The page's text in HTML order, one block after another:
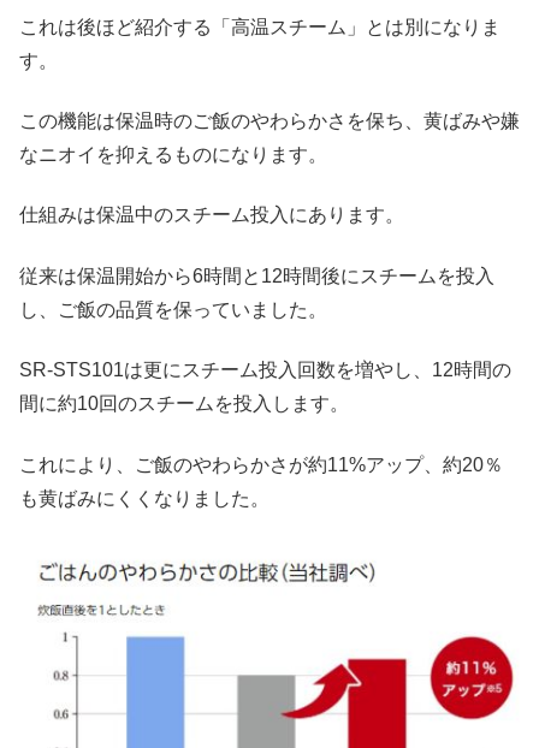
これは後ほど紹介する「高温スチーム」とは別になりま
す。
この機能は保温時のご飯のやわらかさを保ち、黄ばみや嫌
なニオイを抑えるものになります。
仕組みは保温中のスチーム投入にあります。
従来は保温開始から6時間と12時間後にスチームを投入
し、ご飯の品質を保っていました。
SR-STS101は更にスチーム投入回数を増やし、12時間の
間に約10回のスチームを投入します。
これにより、ご飯のやわらかさが約11%アップ、約20％
も黄ばみにくくなりました。